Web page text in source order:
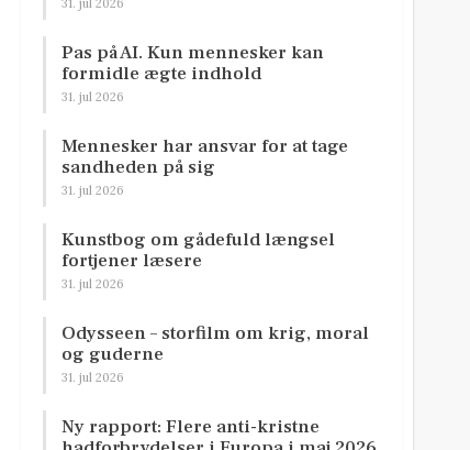
31. jul 2026
Pas på AI. Kun mennesker kan
formidle ægte indhold
31. jul 2026
Mennesker har ansvar for at tage
sandheden på sig
31. jul 2026
Kunstbog om gådefuld længsel
fortjener læsere
31. jul 2026
Odysseen – storfilm om krig, moral
og guderne
31. jul 2026
Ny rapport: Flere anti-kristne